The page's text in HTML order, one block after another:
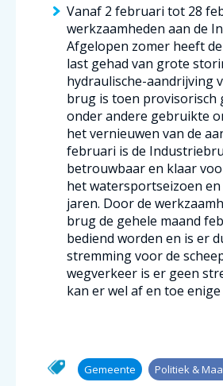
Vanaf 2 februari tot 28
werkzaamheden aan de
Afgelopen zomer heeft
last gehad van grote
hydraulische-aandrijving
brug is toen provisorisch
onder andere gebruikte
het vernieuwen van de
februari is de
betrouwbaar en klaar
het watersportseizoen en
jaren. Door de
brug de gehele maand
bediend worden en is er
stremming voor de
wegverkeer is er geen
kan er wel af en toe
Gemeente Politiek &